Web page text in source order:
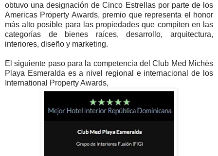
obtuvo una designación de Cinco Estrellas por parte de los
Americas Property Awards, premio que representa el honor
más alto posible para las propiedades que compiten en las
categorías de bienes raíces, desarrollo, arquitectura,
interiores, diseño y marketing.
El siguiente paso para la competencia del Club Med Michès
Playa Esmeralda es a nivel regional e internacional de los
International Property Awards,